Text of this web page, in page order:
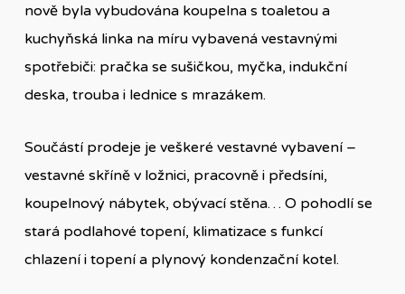
nově byla vybudována koupelna s toaletou a
kuchyňská linka na míru vybavená vestavnými
spotřebiči: pračka se sušičkou, myčka, indukční
deska, trouba i lednice s mrazákem.
Součástí prodeje je veškeré vestavné vybavení –
vestavné skříně v ložnici, pracovně i předsíni,
koupelnový nábytek, obývací stěna… O pohodlí se
stará podlahové topení, klimatizace s funkcí
chlazení i topení a plynový kondenzační kotel.